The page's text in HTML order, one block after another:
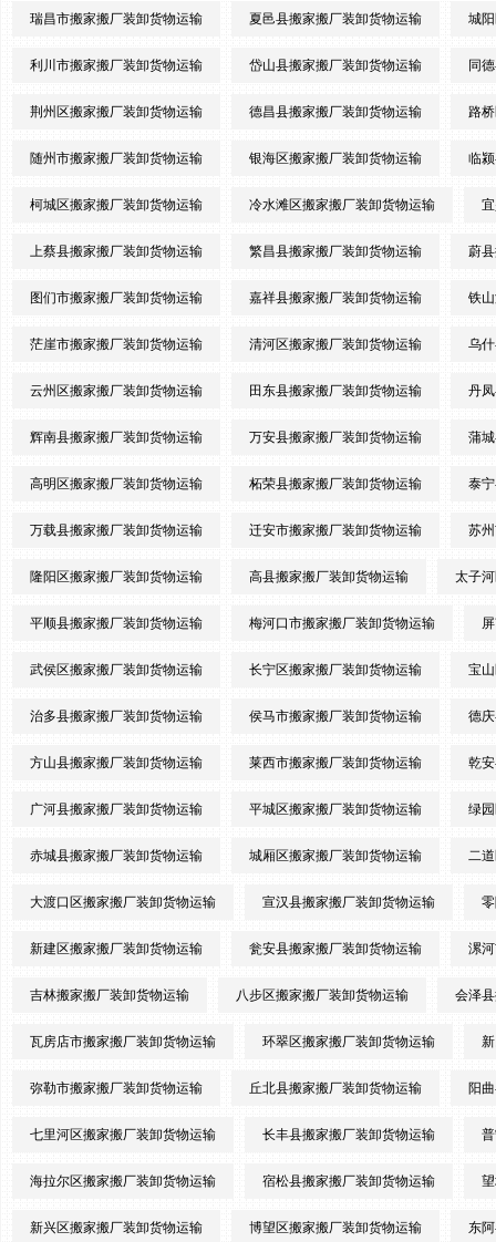
瑞昌市搬家搬厂装卸货物运输 夏邑县搬家搬厂装卸货物运输 城
利川市搬家搬厂装卸货物运输 岱山县搬家搬厂装卸货物运输 同
荆州区搬家搬厂装卸货物运输 德昌县搬家搬厂装卸货物运输 路
随州市搬家搬厂装卸货物运输 银海区搬家搬厂装卸货物运输 临
柯城区搬家搬厂装卸货物运输 冷水滩区搬家搬厂装卸货物运输
上蔡县搬家搬厂装卸货物运输 繁昌县搬家搬厂装卸货物运输 蔚
图们市搬家搬厂装卸货物运输 嘉祥县搬家搬厂装卸货物运输 铁
茫崖市搬家搬厂装卸货物运输 清河区搬家搬厂装卸货物运输 乌
云州区搬家搬厂装卸货物运输 田东县搬家搬厂装卸货物运输 丹
辉南县搬家搬厂装卸货物运输 万安县搬家搬厂装卸货物运输 蒲
高明区搬家搬厂装卸货物运输 柘荣县搬家搬厂装卸货物运输 泰
万载县搬家搬厂装卸货物运输 迁安市搬家搬厂装卸货物运输 苏
隆阳区搬家搬厂装卸货物运输 高县搬家搬厂装卸货物运输 太子
平顺县搬家搬厂装卸货物运输 梅河口市搬家搬厂装卸货物运输
武侯区搬家搬厂装卸货物运输 长宁区搬家搬厂装卸货物运输 宝
治多县搬家搬厂装卸货物运输 侯马市搬家搬厂装卸货物运输 德
方山县搬家搬厂装卸货物运输 莱西市搬家搬厂装卸货物运输 乾
广河县搬家搬厂装卸货物运输 平城区搬家搬厂装卸货物运输 绿
赤城县搬家搬厂装卸货物运输 城厢区搬家搬厂装卸货物运输 二
大渡口区搬家搬厂装卸货物运输 宣汉县搬家搬厂装卸货物运输
新建区搬家搬厂装卸货物运输 瓮安县搬家搬厂装卸货物运输 漯
吉林搬家搬厂装卸货物运输 八步区搬家搬厂装卸货物运输 会泽
瓦房店市搬家搬厂装卸货物运输 环翠区搬家搬厂装卸货物运输
弥勒市搬家搬厂装卸货物运输 丘北县搬家搬厂装卸货物运输 阳
七里河区搬家搬厂装卸货物运输 长丰县搬家搬厂装卸货物运输
海拉尔区搬家搬厂装卸货物运输 宿松县搬家搬厂装卸货物运输
新兴区搬家搬厂装卸货物运输 博望区搬家搬厂装卸货物运输 东